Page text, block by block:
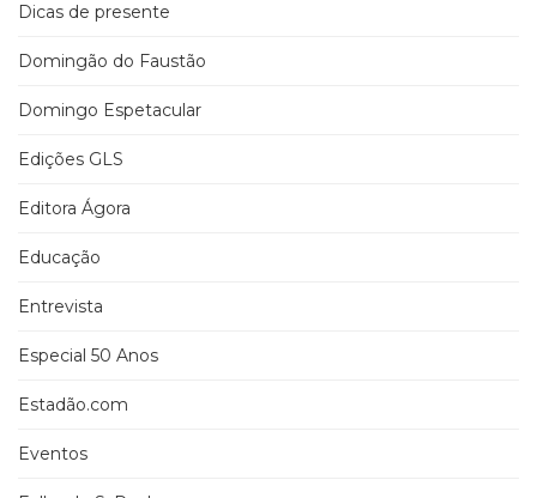
Dicas de presente
Domingão do Faustão
Domingo Espetacular
Edições GLS
Editora Ágora
Educação
Entrevista
Especial 50 Anos
Estadão.com
Eventos